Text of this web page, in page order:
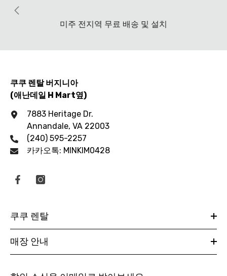
미주 전지역 무료 배송 및 설치
쿠쿠 렌탈 버지니아
(애난데일 H Mart옆)
7883 Heritage Dr.
Annandale, VA 22003
(240) 595-2257
카카오톡: MINKIM0428
쿠쿠 렌탈
매장 안내